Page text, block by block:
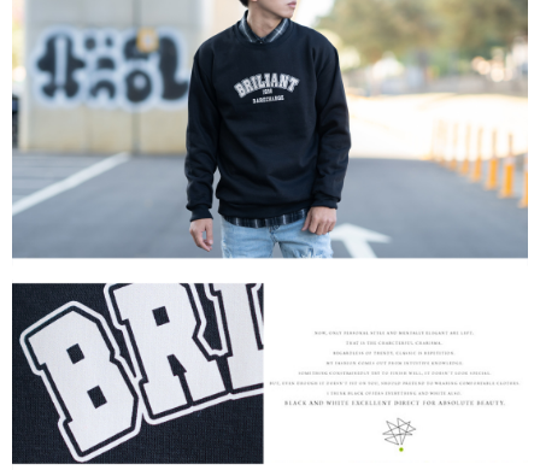
恩沛科技股份有限公司將有權停止該用戶之使用額度並採取法律行動。